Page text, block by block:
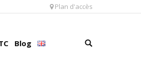
Plan d'accès
Blog